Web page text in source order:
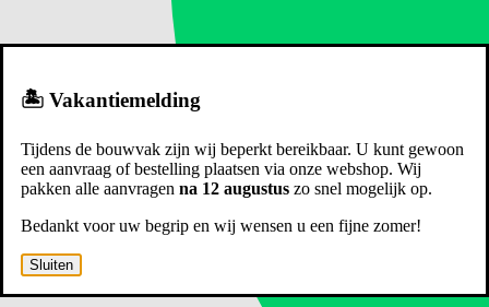
🏝️ Vakantiemelding
Tijdens de bouwvak zijn wij beperkt bereikbaar. U kunt gewoon
een aanvraag of bestelling plaatsen via onze webshop. Wij
pakken alle aanvragen na 12 augustus zo snel mogelijk op.
Bedankt voor uw begrip en wij wensen u een fijne zomer!
Sluiten